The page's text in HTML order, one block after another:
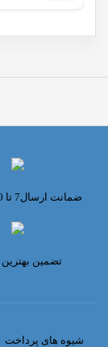
ضمانت ارسال7 تا 10روز کاری
تضمین
شیوه های پرداخت